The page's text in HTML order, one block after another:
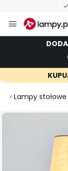
Przejdź
do
Lampy stołowe
Przejdź